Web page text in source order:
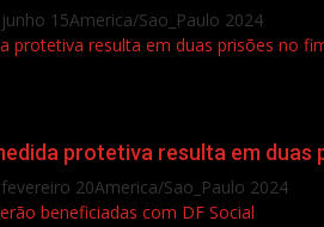
15America/Sao_Paulo 2024
protetiva resulta em duas prisões no
protetiva resulta em duas
20America/Sao_Paulo 2024
beneficiadas com DF Social